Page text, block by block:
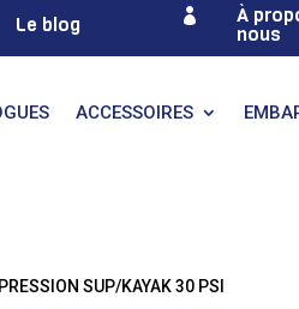
Le blog  À
nous
ACCESSOIRES
SUP/KAYAK 30 PSI